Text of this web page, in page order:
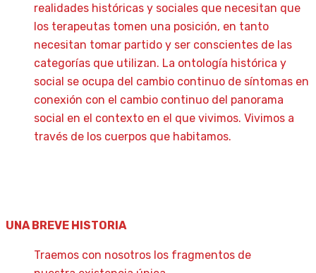
realidades históricas y sociales que necesitan que
los terapeutas tomen una posición, en tanto
necesitan tomar partido y ser conscientes de las
categorías que utilizan. La ontología histórica y
social se ocupa del cambio continuo de síntomas en
conexión con el cambio continuo del panorama
social en el contexto en el que vivimos. Vivimos a
través de los cuerpos que habitamos.
UNA BREVE HISTORIA
Traemos con nosotros los fragmentos de